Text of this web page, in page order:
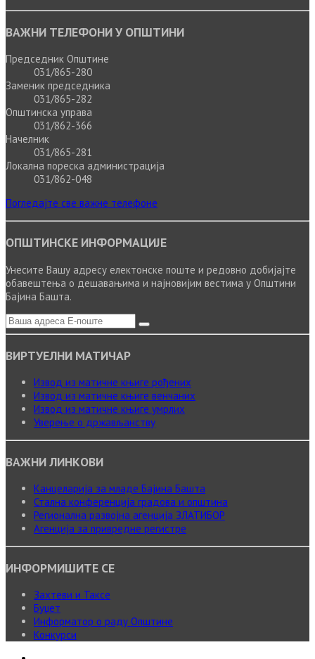
ВАЖНИ ТЕЛЕФОНИ У ОПШТИНИ
Председник Општине
031/865-280
Заменик председника
031/865-282
Општинска управа
031/862-366
Начелник
031/865-281
Локална пореска администрација
031/862-048
Погледајте све важне телефоне
ОПШТИНСКЕ ИНФОРМАЦИЈЕ
Унесите Вашу адресу електонске поште и редовно добијајте
обавештења о дешавањима и најновијим вестима у Општини
Бајина Башта.
ВИРТУЕЛНИ МАТИЧАР
Извод из матичне књиге рођених
Извод из матичне књиге венчаних
Извод из матичне књиге умрлих
Уверење о држављанству
ВАЖНИ ЛИНКОВИ
Канцеларија за младе Бајина Башта
Стална конференција градова и општина
Регионална развојна агенција ЗЛАТИБОР
Агенција за привредне регистре
ИНФОРМИШИТЕ СЕ
Захтеви и Таксе
Буџет
Информатор о раду Општине
Конкурси